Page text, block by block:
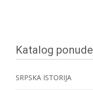
Katalog ponude
SRPSKA ISTORIJA